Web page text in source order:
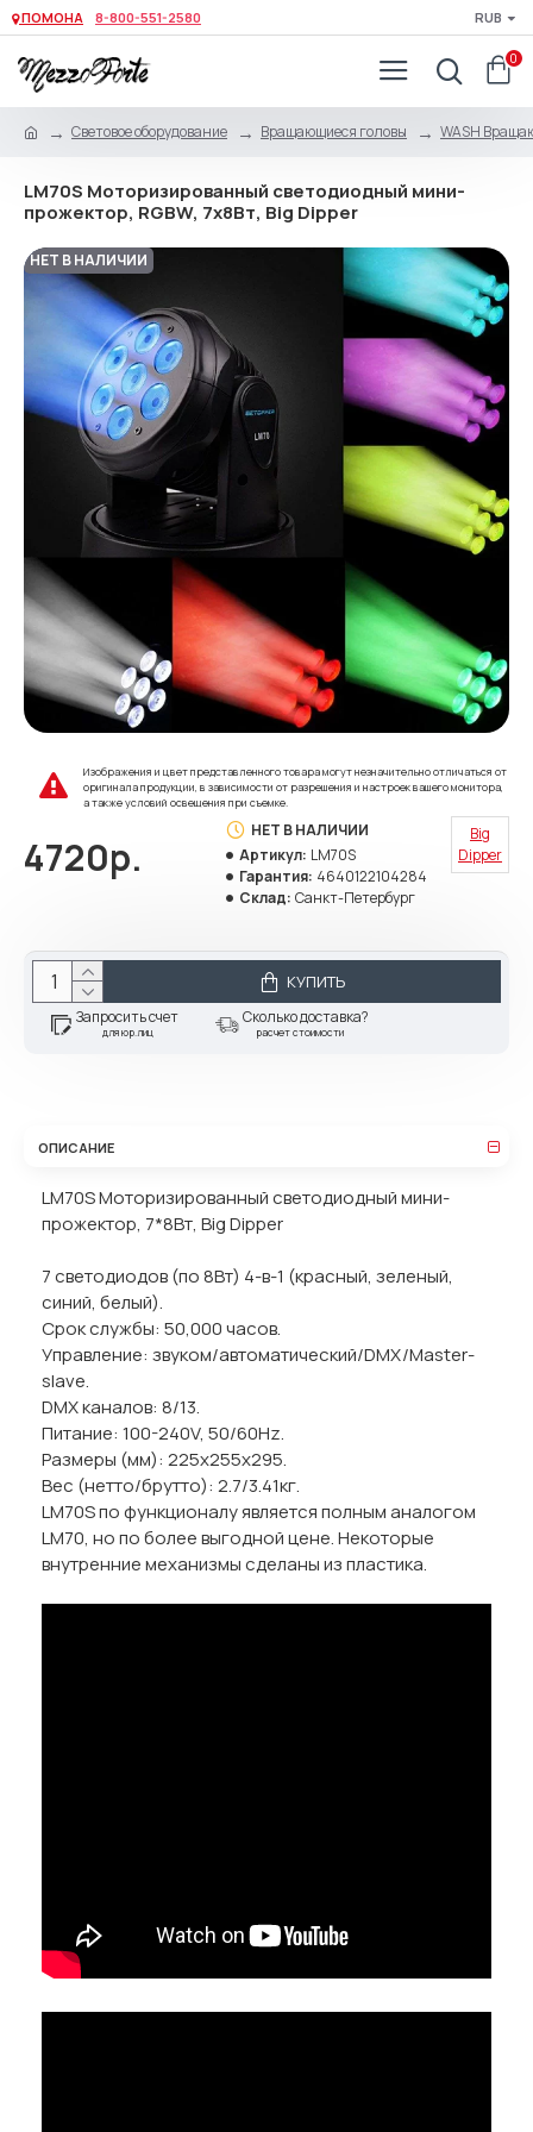
ПОМОНА 8-800-551-2580 RUB
0
Световое оборудование Вращающиеся головы WASH
LM70S Моторизированный светодиодный мини-
прожектор, RGBW, 7x8Вт, Big Dipper
НЕТ В НАЛИЧИИ
Изображения и цвет представленного товара могут незначительно отличаться от
оригинала продукции, в зависимости от разрешения и настроек вашего монитора,
а также условий освещения при съемке.
4720р.
НЕТ В НАЛИЧИИ
Артикул: LM70S
Гарантия: 4640122104284
Склад: Санкт-Петербург
Big
Dipper
КУПИТЬ
Запросить счет
для юр.лиц
Сколько доставка?
расчет стоимости
ОПИСАНИЕ
LM70S Моторизированный светодиодный мини-
прожектор, 7*8Вт, Big Dipper
7 светодиодов (по 8Вт) 4-в-1 (красный, зеленый,
синий, белый).
Срок службы: 50,000 часов.
Управление: звуком/автоматический/DMX/Master-
slave.
DMX каналов: 8/13.
Питание: 100-240V, 50/60Hz.
Размеры (мм): 225x255x295.
Вес (нетто/брутто): 2.7/3.41кг.
LM70S по функционалу является полным аналогом
LM70, но по более выгодной цене. Некоторые
внутренние механизмы сделаны из пластика.